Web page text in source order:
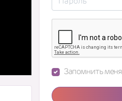
Запомнить меня